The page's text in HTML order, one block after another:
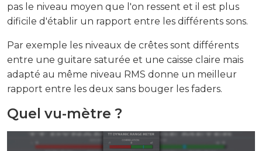
pas le niveau moyen que l'on ressent et il est plus
dificile d'établir un rapport entre les différents sons.
Par exemple les niveaux de crêtes sont différents
entre une guitare saturée et une caisse claire mais
adapté au même niveau RMS donne un meilleur
rapport entre les deux sans bouger les faders.
Quel vu-mètre ?